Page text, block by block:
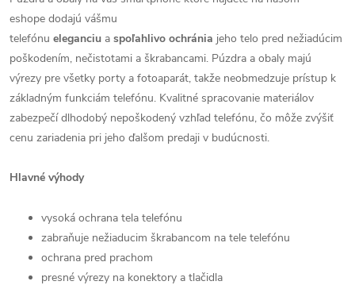
eshope dodajú vášmu
telefónu eleganciu a spoľahlivo ochránia jeho telo pred nežiadúcim
poškodením, nečistotami a škrabancami. Púzdra a obaly majú
výrezy pre všetky porty a fotoaparát, takže neobmedzuje prístup k
základným funkciám telefónu. Kvalitné spracovanie materiálov
zabezpečí dlhodobý nepoškodený vzhľad telefónu, čo môže zvýšiť
cenu zariadenia pri jeho ďalšom predaji v budúcnosti.
Hlavné výhody
vysoká ochrana tela telefónu
zabraňuje nežiaducim škrabancom na tele telefónu
ochrana pred prachom
presné výrezy na konektory a tlačidla